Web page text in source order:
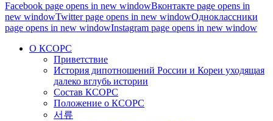
Facebook page opens in new windowВконтакте page opens in
new windowTwitter page opens in new windowОдноклассники
page opens in new windowInstagram page opens in new window
О КСОРС
Приветствие
История дипотношений России и Кореи уходящая
далеко вглубь истории
Состав КСОРС
Положение о КСОРС
서류